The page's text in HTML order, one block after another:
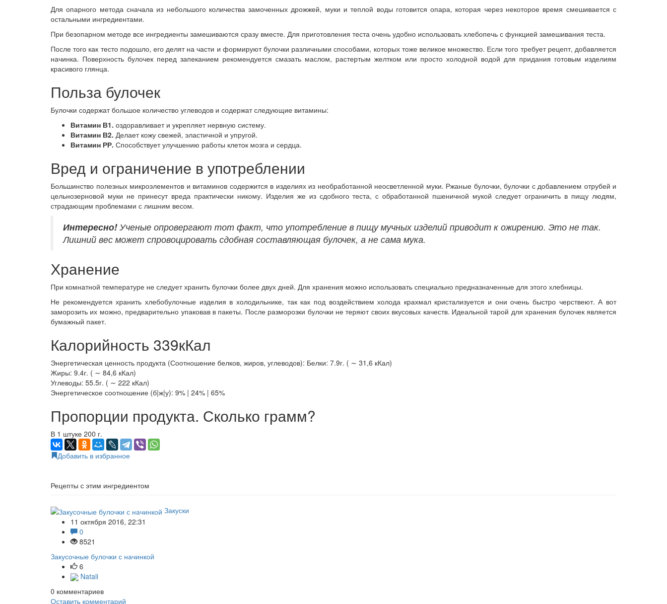
Для опарного метода сначала из небольшого количества замоченных дрожжей, муки и теплой воды готовится опара, которая через некоторое время смешивается с
остальными ингредиентами.
При безопарном методе все ингредиенты замешиваются сразу вместе. Для приготовления теста очень удобно использовать хлебопечь с функцией замешивания теста.
После того как тесто подошло, его делят на части и формируют булочки различными способами, которых тоже великое множество. Если того требует рецепт, добавляется
начинка. Поверхность булочек перед запеканием рекомендуется смазать маслом, растертым желтком или просто холодной водой для придания готовым изделиям
красивого глянца.
Польза булочек
Булочки содержат большое количество углеводов и содержат следующие витамины:
Витамин В1. оздоравливает и укрепляет нервную систему.
Витамин В2. Делает кожу свежей, эластичной и упругой.
Витамин РР. Способствует улучшению работы клеток мозга и сердца.
Вред и ограничение в употреблении
Большинство полезных микроэлементов и витаминов содержится в изделиях из необработанной неосветленной муки. Ржаные булочки, булочки с добавлением отрубей и
цельнозерновой муки не принесут вреда практически никому. Изделия же из сдобного теста, с обработанной пшеничной мукой следует ограничить в пищу людям,
страдающим проблемами с лишним весом.
Интересно! Ученые опровергают тот факт, что употребление в пищу мучных изделий приводит к ожирению. Это не так.
Лишний вес может спровоцировать сдобная составляющая булочек, а не сама мука.
Хранение
При комнатной температуре не следует хранить булочки более двух дней. Для хранения можно использовать специально предназначенные для этого хлебницы.
Не рекомендуется хранить хлебобулочные изделия в холодильнике, так как под воздействием холода крахмал кристализуется и они очень быстро черствеют. А вот
заморозить их можно, предварительно упаковав в пакеты. После разморозки булочки не теряют своих вкусовых качеств. Идеальной тарой для хранения булочек является
бумажный пакет.
Калорийность 339кКал
Энергетическая ценность продукта (Соотношение белков, жиров, углеводов): Белки: 7.9г. ( ∼ 31,6 кКал)
Жиры: 9.4г. ( ∼ 84,6 кКал)
Углеводы: 55.5г. ( ∼ 222 кКал)
Энергетическое соотношение (б|ж|у): 9% | 24% | 65%
Пропорции продукта. Сколько грамм?
В 1 штуке 200 г.
Добавить в избранное
Рецепты с этим ингредиентом
Закуски
11 октября 2016, 22:31
0
8521
Закусочные булочки с начинкой
6
Natali
0 комментариев
Оставить комментарий